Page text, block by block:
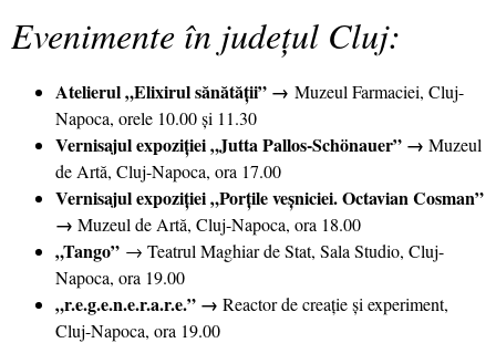
Evenimente în județul Cluj:
Atelierul „Elixirul sănătății” → Muzeul Farmaciei, Cluj-
Napoca, orele 10.00 și 11.30
Vernisajul expoziției „Jutta Pallos-Schönauer” → Muzeul
de Artă, Cluj-Napoca, ora 17.00
Vernisajul expoziției „Porțile veșniciei. Octavian Cosman”
→ Muzeul de Artă, Cluj-Napoca, ora 18.00
„Tango” → Teatrul Maghiar de Stat, Sala Studio, Cluj-
Napoca, ora 19.00
„r.e.g.e.n.e.r.a.r.e.” → Reactor de creație și experiment,
Cluj-Napoca, ora 19.00